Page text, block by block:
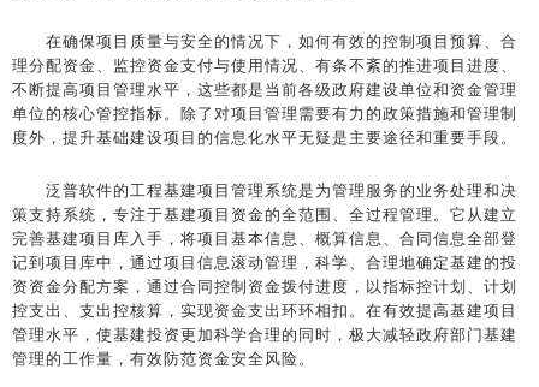
在确保项目质量与安全的情况下，如何有效的控制项目预算、合
理分配资金、监控资金支付与使用情况、有条不紊的推进项目进度、
不断提高项目管理水平，这些都是当前各级政府建设单位和资金管理
单位的核心管控指标。除了对项目管理需要有力的政策措施和管理制
度外，提升基础建设项目的信息化水平无疑是主要途径和重要手段。
泛普软件的工程基建项目管理系统是为管理服务的业务处理和决
策支持系统，专注于基建项目资金的全范围、全过程管理。它从建立
完善基建项目库入手，将项目基本信息、概算信息、合同信息全部登
记到项目库中，通过项目信息滚动管理，科学、合理地确定基建的投
资资金分配方案，通过合同控制资金拨付进度，以指标控计划、计划
控支出、支出控核算，实现资金支出环环相扣。在有效提高基建项目
管理水平，使基建投资更加科学合理的同时，极大减轻政府部门基建
管理的工作量，有效防范资金安全风险。